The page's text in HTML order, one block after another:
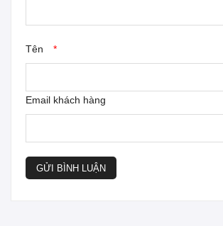
Tên *
Email khách hàng
GỬI BÌNH LUẬN